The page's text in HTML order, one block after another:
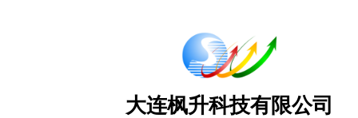
大连枫升科技有限公司